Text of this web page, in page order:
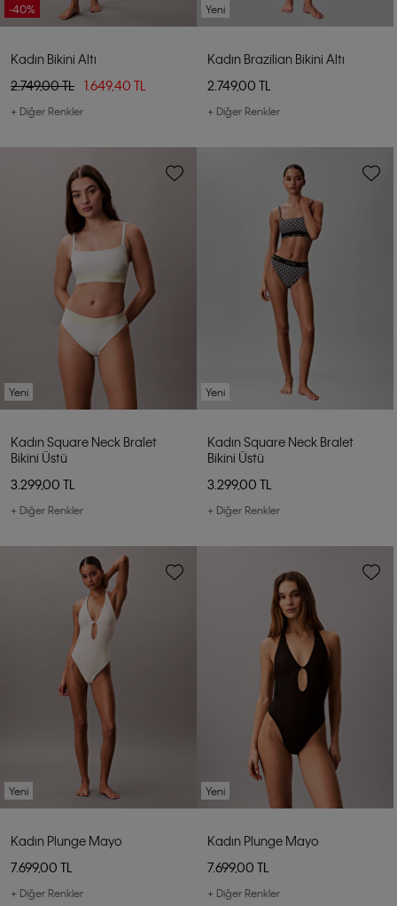
-40%
Kadın Bikini Altı
2.749,00 TL
1.649,40 TL
+ Diğer Renkler
Yeni
Kadın Brazilian Bikini Altı
2.749,00 TL
+ Diğer Renkler
Yeni
Kadın Square Neck Bralet
Bikini Üstü
3.299,00 TL
+ Diğer Renkler
Yeni
Kadın Square Neck Bralet
Bikini Üstü
3.299,00 TL
+ Diğer Renkler
Yeni
Kadın Plunge Mayo
7.699,00 TL
+ Diğer Renkler
Yeni
Kadın Plunge Mayo
7.699,00 TL
+ Diğer Renkler